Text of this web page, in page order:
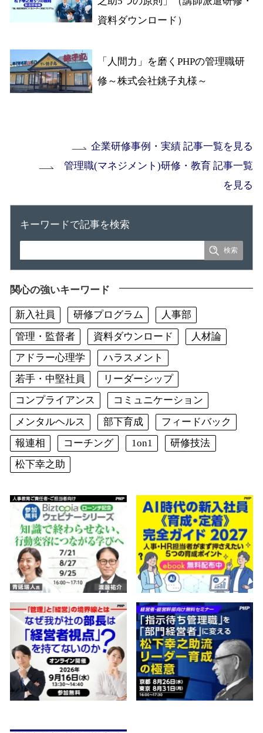
資料ダウンロード）
「人間力」を磨くPHPの管理職研
修～株式会社銚子丸様～
企業研修事例・実績 記事一覧を見る
管理職(マネジメント)研修・教育 記事一覧
を見る
キーワードで記事を検索
関心の強いキーワード
新入社員 研修プログラム
人事部
管理・監督者
資料ダウンロード
人材論
アドラー心理学
ハラスメント
若手・中堅社員
リーダーシップ
コンプライアンス
コミュニケーション
メンタルヘルス
部下育成
フィードバック
報連相
コーチング 1on1
研修技法
松下幸之助